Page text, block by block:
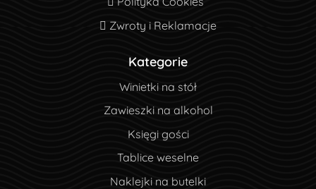
Zwroty i Reklamacje
Zwroty i Reklamacje
Kategorie
Winietki na stół
Zawieszki na alkohol
Księgi gości
Tablice weselne
Naklejki na butelki